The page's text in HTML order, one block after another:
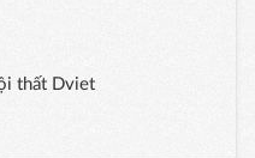
thất Dviet